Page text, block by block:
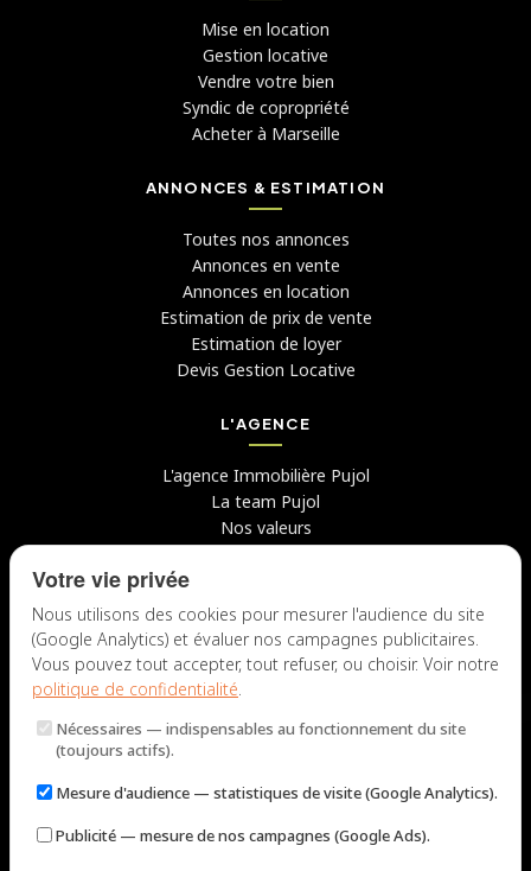
Mise en location
Gestion locative
Vendre votre bien
Syndic de copropriété
Acheter à Marseille
ANNONCES & ESTIMATION
Toutes nos annonces
Annonces en vente
Annonces en location
Estimation de prix de vente
Estimation de loyer
Devis Gestion Locative
L'AGENCE
L'agence Immobilière Pujol
La team Pujol
Nos valeurs
Candidater chez nous
NOUS CONTACTER
Lun – Jeu : 9h – 12h / 14h – 18h
Votre vie privée
Nous utilisons des cookies pour mesurer l'audience du site
(Google Analytics) et évaluer nos campagnes publicitaires.
Vous pouvez tout accepter, tout refuser, ou choisir. Voir notre
politique de confidentialité.
Nécessaires — indispensables au fonctionnement du site
(toujours actifs).
Mesure d'audience — statistiques de visite (Google Analytics).
Publicité — mesure de nos campagnes (Google Ads).